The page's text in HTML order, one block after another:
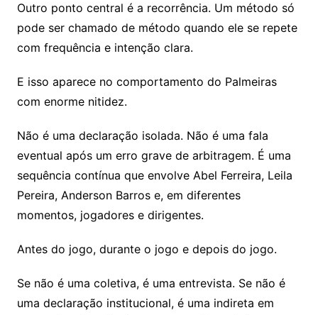
Outro ponto central é a recorrência. Um método só
pode ser chamado de método quando ele se repete
com frequência e intenção clara.
E isso aparece no comportamento do Palmeiras
com enorme nitidez.
Não é uma declaração isolada. Não é uma fala
eventual após um erro grave de arbitragem. É uma
sequência contínua que envolve Abel Ferreira, Leila
Pereira, Anderson Barros e, em diferentes
momentos, jogadores e dirigentes.
Antes do jogo, durante o jogo e depois do jogo.
Se não é uma coletiva, é uma entrevista. Se não é
uma declaração institucional, é uma indireta em